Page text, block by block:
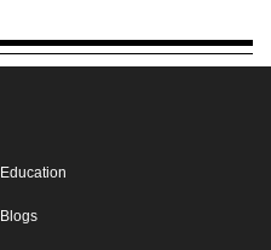
Education
Blogs